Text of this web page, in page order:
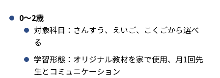
0〜2歳
対象科目：さんすう、えいご、こくごから選べ
る
学習形態：オリジナル教材を家で使用、月1回先
生とコミュニケーション